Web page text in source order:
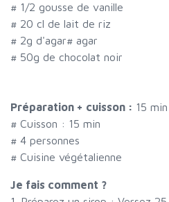
# 1/2 gousse de vanille
# 20 cl de lait de riz
# 2g d'agar# agar
# 50g de chocolat noir
Préparation + cuisson : 15 min
# Cuisson : 15 min
# 4 personnes
# Cuisine végétalienne
Je fais comment ?